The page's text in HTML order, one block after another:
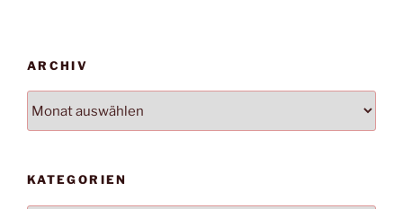
ARCHIV
KATEGORIEN